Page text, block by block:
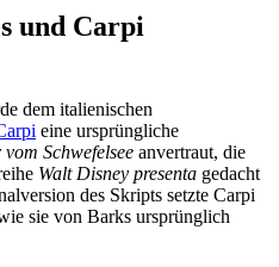
und Carpi
dem italienischen
eine ursprüngliche
Schwefelsee anvertraut, die
Walt Disney presenta gedacht
des Skripts setzte Carpi
sie von Barks ursprünglich